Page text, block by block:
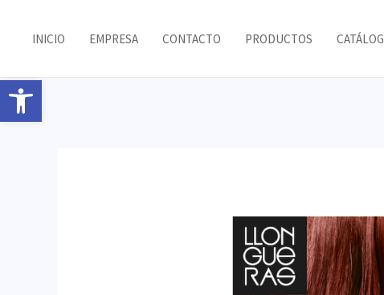
Abrir barra de herramientas
INICIO EMPRESA CONTACTO PRODUCTOS